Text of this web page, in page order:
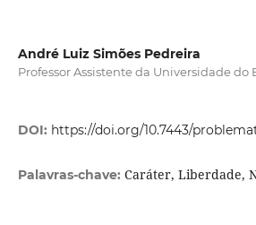
André Luiz Simões Pedreira
Professor Assistente da Universidade do
DOI: https://doi.org/10.7443/
Palavras-chave: Caráter, Liberdade,